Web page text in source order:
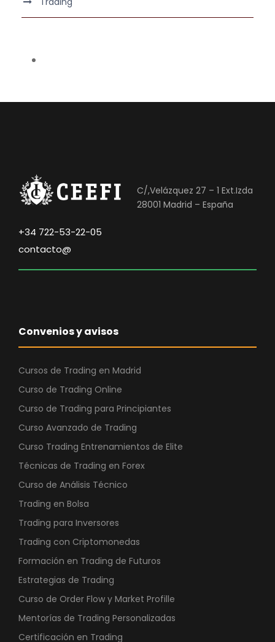
C/,Velázquez 27 – 1 Ext.Izda
28001 Madrid – España
+34 722-53-22-05
contacto@
Convenios y avisos
Cursos de Trading en Madrid
Curso de Trading Online
Curso de Trading para Principiantes
Curso Avanzado de Trading
Curso Trading Entrenamientos de Elite
Técnicas de Trading en Forex
Curso de Análisis Técnico
Trading en Bolsa
Trading para Inversores
Trading con Criptomonedas
Formación en Trading de Futuros
Estrategias de Trading
Curso de Order Flow y Market Profille
Mentorías de Trading Personalizadas
Certificación en Trading